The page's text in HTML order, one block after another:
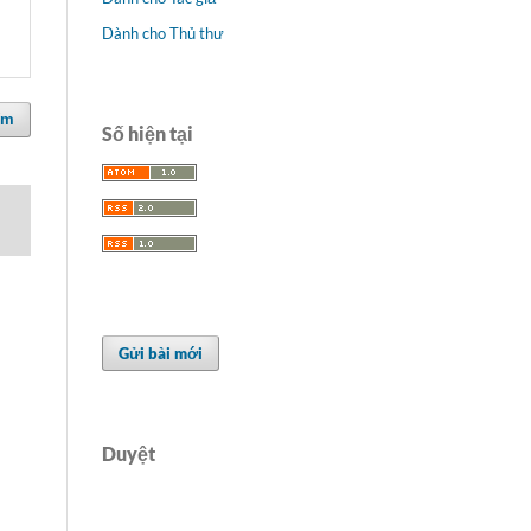
Dành cho Thủ thư
Số hiện tại
Gửi bài mới
Duyệt